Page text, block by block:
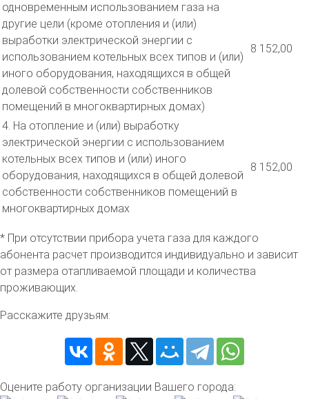
одновременным использованием газа на
другие цели (кроме отопления и (или)
выработки электрической энергии с
использованием котельных всех типов и (или)
иного оборудования, находящихся в общей
долевой собственности собственников
помещений в многоквартирных домах)
8 152,00
4. На отопление и (или) выработку
электрической энергии с использованием
котельных всех типов и (или) иного
оборудования, находящихся в общей долевой
собственности собственников помещений в
многоквартирных домах
8 152,00
* При отсутствии прибора учета газа для каждого
абонента расчет производится индивидуально и зависит
от размера отапливаемой площади и количества
проживающих.
Расскажите друзьям:
Оцените работу организации Вашего города: